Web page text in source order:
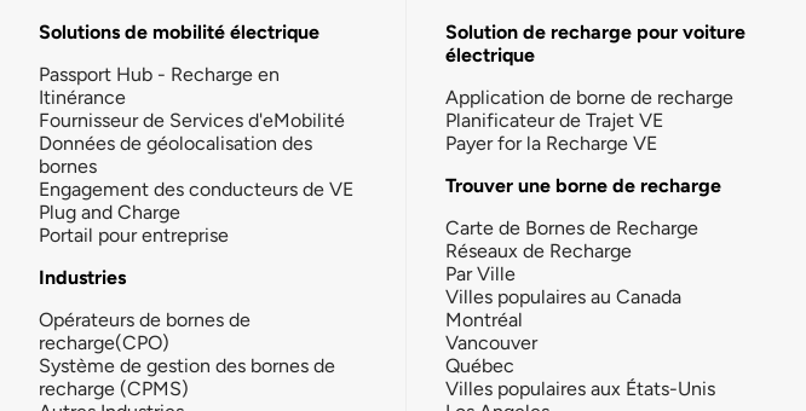
Solutions de mobilité électrique
Passport Hub - Recharge en
Itinérance
Fournisseur de Services d'eMobilité
Données de géolocalisation des
bornes
Engagement des conducteurs de VE
Plug and Charge
Portail pour entreprise
Industries
Opérateurs de bornes de
recharge(CPO)
Système de gestion des bornes de
recharge (CPMS)
Solution de recharge pour voiture
électrique
Application de borne de recharge
Planificateur de Trajet VE
Payer for la Recharge VE
Trouver une borne de recharge
Carte de Bornes de Recharge
Réseaux de Recharge
Par Ville
Villes populaires au Canada
Montréal
Vancouver
Québec
Villes populaires aux États-Unis